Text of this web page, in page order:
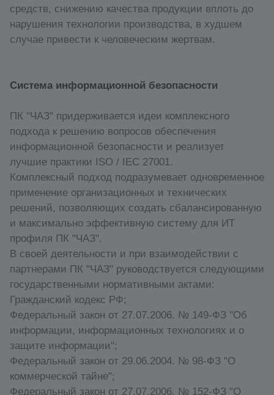
средств, снижению качества продукции вплоть до
нарушения технологии производства, в худшем
случае привести к человеческим жертвам.
Система информационной безопасности
ПК "ЧАЗ" придерживается идеи комплексного
подхода к решению вопросов обеспечения
информационной безопасности и реализует
лучшие практики ISO / IEC 27001.
Комплексный подход подразумевает одновременное
применение организационных и технических
решений, позволяющих создать сбалансированную
и максимально эффективную систему для ИТ
профиля ПК "ЧАЗ".
В своей деятельности и при взаимодействии с
партнерами ПК "ЧАЗ" руководствуется следующими
государственными нормативными актами:
Гражданский кодекс РФ;
Федеральный закон от 27.07.2006. № 149-ФЗ "Об
информации, информационных технологиях и о
защите информации";
Федеральный закон от 29.06.2004. № 98-ФЗ "О
коммерческой тайне";
Федеральный закон от 27.07.2006. № 152-ФЗ "О